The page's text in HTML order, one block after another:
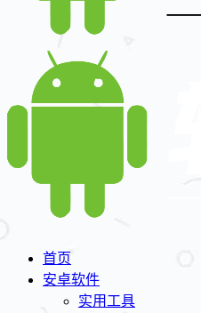
首页
安卓软件
实用工具